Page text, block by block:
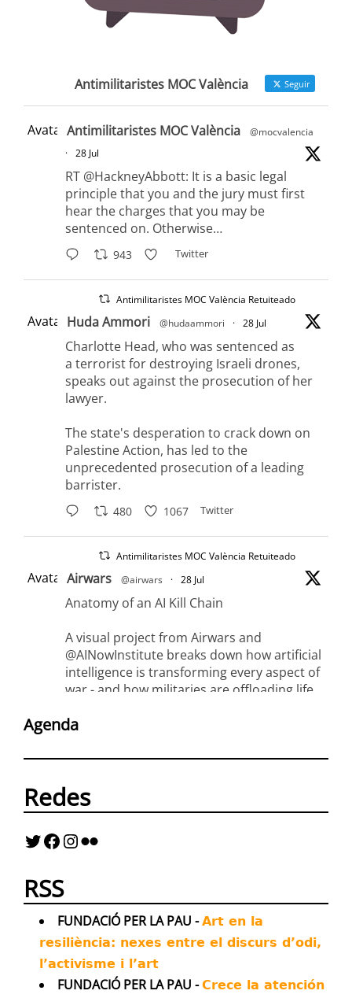
Antimilitaristes MOC València Seguir
Avatar Antimilitaristes MOC València
@mocvalencia
· 28 Jul
RT @HackneyAbbott: It is a basic legal
principle that you and the jury must first
hear the charges that you may be
sentenced on. Otherwise…
943 Twitter
Antimilitaristes MOC València Retuiteado
Avatar Huda Ammori @hudaammori · 28 Jul
Charlotte Head, who was sentenced as
a terrorist for destroying Israeli drones,
speaks out against the prosecution of her
lawyer.
The state's desperation to crack down on
Palestine Action, has led to the
unprecedented prosecution of a leading
barrister.
480 1067 Twitter
Antimilitaristes MOC València Retuiteado
Avatar Airwars @airwars · 28 Jul
Anatomy of an AI Kill Chain
A visual project from Airwars and
@AINowInstitute breaks down how artificial
intelligence is transforming every aspect of
war - and how militaries are offloading life
AvatarKenneth Roth
Almost all asylum applications by
16 21 Twitter
Antimilitaristes MOC València Retuiteado
AvatarBen van der Merwe @_bvdm · 16 Jul
Agenda
Redes
RSS
FUNDACIÓ PER LA PAU -Art en la
resiliència: nexes entre el discurs d’odi,
l’activisme i l’art
FUNDACIÓ PER LA PAU -Crece la atención